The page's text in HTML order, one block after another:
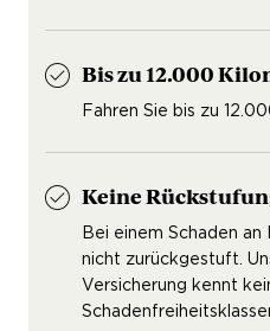
Bis zu 12.000
Fahren Sie bis zu
Keine
Bei einem Schaden
nicht zurückgestuft.
Versicherung kennt